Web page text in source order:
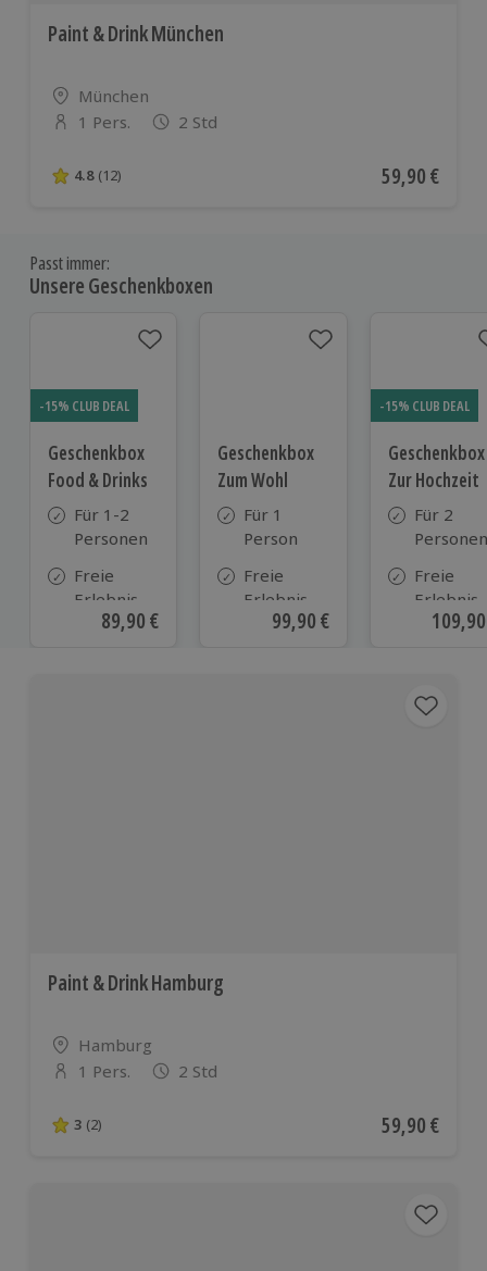
Paint & Drink München
Standort
München
Anzahl der Teilnehmer
1 Pers. 2 Std
4.8 von 5 Sternen basierend auf 12 Bewertungen
4.8 (12) Aktueller
59,90 €
Passt immer:
Unsere Geschenkboxen
-15% CLUB DEAL
Geschenkbox
Food & Drinks
Für 1-2
Personen
Freie
Erlebnis-
Auswahl
Aktueller Preis
89,90 €
Geschenkbox
Zum Wohl
Für 1
Person
Freie
Erlebnis-
Auswahl
Aktueller Preis
99,90 €
-15% CLUB DEAL
Geschenkbox
Zur Hochzeit
Für 2
Personen
Freie
Erlebnis-
Auswahl
Paint & Drink Hamburg
Standort
Hamburg
Anzahl der Teilnehmer
1 Pers. 2 Std
3 von 5 Sternen basierend auf 2 Bewertungen
3 (2) Aktueller
59,90 €